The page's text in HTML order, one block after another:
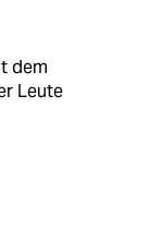
dem
Leute